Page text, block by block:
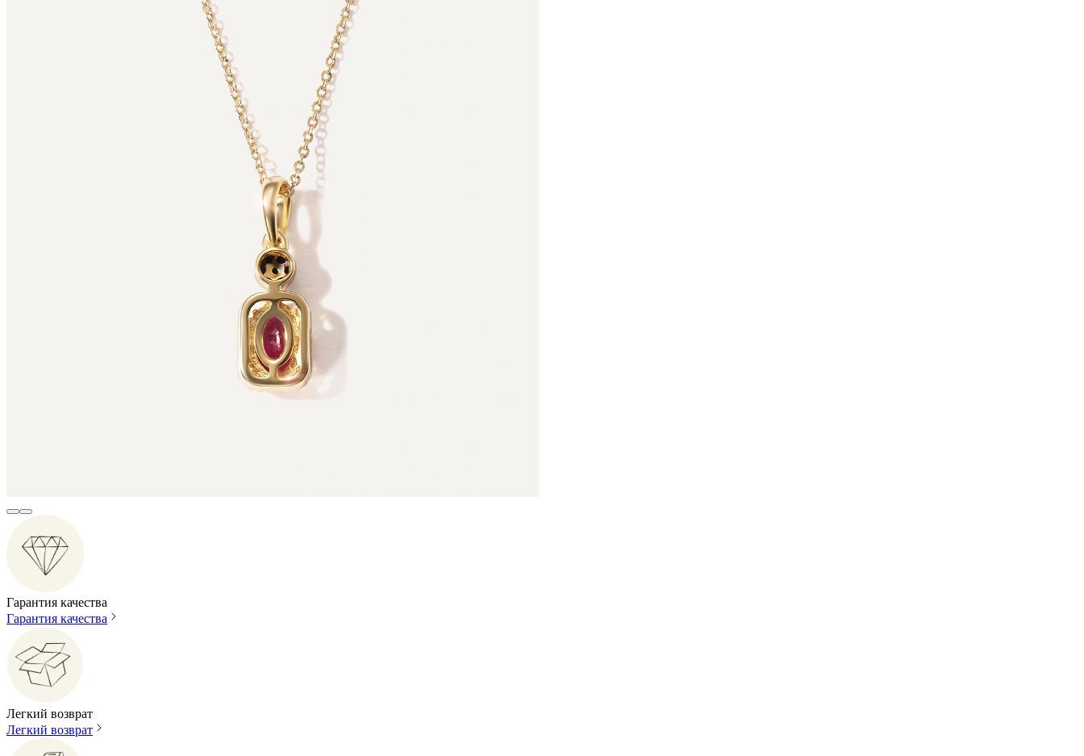
Гарантия качества
Гарантия качества
Легкий возврат
Легкий возврат